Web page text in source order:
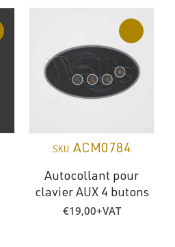
SKU: ACM0784
Autocollant pour
clavier AUX 4 butons
€19,00+VAT